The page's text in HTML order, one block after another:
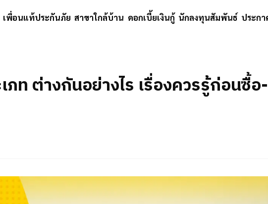
เพื่อนแท้ประกันภัย สาขาใกล้บ้าน ดอกเบี้ยเงินกู้ นักลงทุนสัมพันธ์ ประก
ท ต่างกันอย่างไร เรื่องควรรู้ก่อนซื้อ-